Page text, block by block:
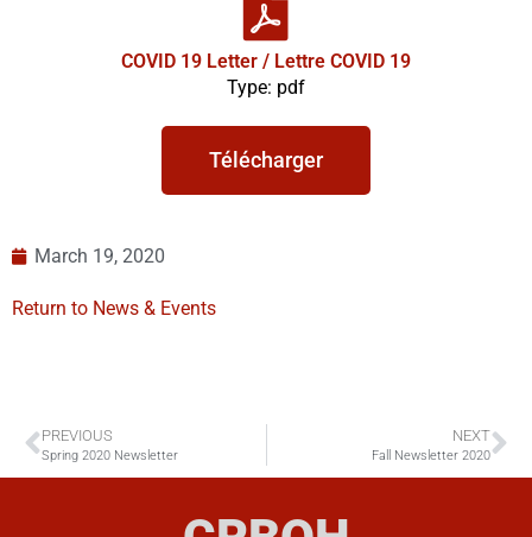
COVID 19 Letter / Lettre COVID 19
Type: pdf
Télécharger
March 19, 2020
Return to News & Events
PREVIOUS
Spring 2020 Newsletter
NEXT
Fall Newsletter 2020